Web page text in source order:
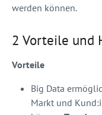
werden können.
2 Vorteile und
Vorteile
Big Data
Markt und